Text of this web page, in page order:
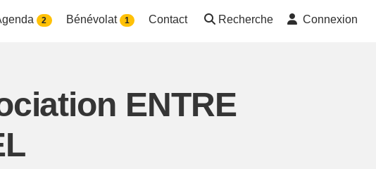
2 Bénévolat 1 Contact Recherche Connexion
ENTRE